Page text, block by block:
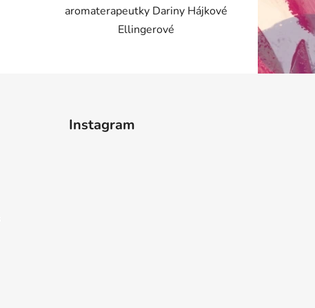
aromaterapeutky Dariny Hájkové
Ellingerové
Instagram